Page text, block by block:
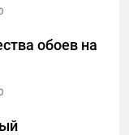
обоев на